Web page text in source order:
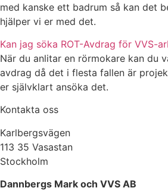
med kanske ett badrum så kan det
hjälper vi er med det.
Kan jag söka ROT-Avdrag för VVS-
När du anlitar en rörmokare kan du
avdrag då det i flesta fallen är
er självklart ansöka det.
Kontakta oss
Karlbergsvägen
113 35 Vasastan
Stockholm
Dannbergs Mark och VVS AB